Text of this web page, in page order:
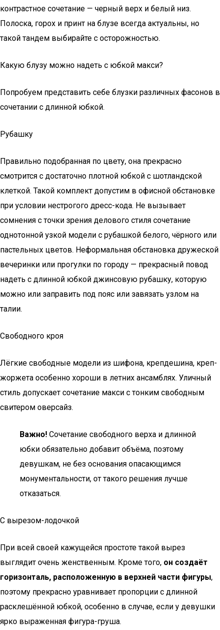
контрастное сочетание — черный верх и белый низ.
Полоска, горох и принт на блузе всегда актуальны, но
такой тандем выбирайте с осторожностью.
Какую блузу можно надеть с юбкой макси?
Попробуем представить себе блузки различных фасонов в
сочетании с длинной юбкой.
Рубашку
Правильно подобранная по цвету, она прекрасно
смотрится с достаточно плотной юбкой с шотландской
клеткой. Такой комплект допустим в офисной обстановке
при условии нестрогого дресс-кода. Не вызывает
сомнения с точки зрения делового стиля сочетание
однотонной узкой модели с рубашкой белого, чёрного или
пастельных цветов. Неформальная обстановка дружеской
вечеринки или прогулки по городу — прекрасный повод
надеть с длинной юбкой джинсовую рубашку, которую
можно или заправить под пояс или завязать узлом на
талии.
Свободного кроя
Лёгкие свободные модели из шифона, крепдешина, креп-
жоржета особенно хороши в летних ансамблях. Уличный
стиль допускает сочетание макси с тонким свободным
свитером оверсайз.
Важно! Сочетание свободного верха и длинной
юбки обязательно добавит объёма, поэтому
девушкам, не без основания опасающимся
монументальности, от такого решения лучше
отказаться.
С вырезом-лодочкой
При всей своей кажущейся простоте такой вырез
выглядит очень женственным. Кроме того, он создаёт
горизонталь, расположенную в верхней части фигуры,
поэтому прекрасно уравнивает пропорции с длинной
расклешённой юбкой, особенно в случае, если у девушки
ярко выраженная фигура-груша.